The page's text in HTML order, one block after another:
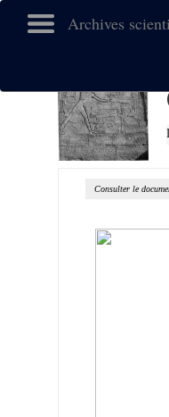
Archives
Consulter le